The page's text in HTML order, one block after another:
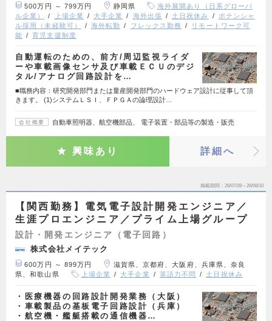
500万円 ～ 799万円 静岡県
海外展開あり（日系グローバ
ル企業）
上場企業 大手企業 海外出張 土日祝休み
ポテンシャ
ル採用（未経験可）
海外転勤 フレックス勤務
リモートワーク可
能
育児支援制度
自動運転のための、前方/周辺監視ライダ
ーや車載画像センサ及び車載ＥＣＵのデジ
タル/アナログ回路設計を…
■職務内容：研究開発部門または量産開発部門のハードウェア設計に従事して頂
きます。 (1)システムＬＳＩ、ＦＰＧＡの論理設計…
会社概要 自動車照明器、航空機部品、 電子装置・部品等の製造・販売
興味あり 詳細へ
掲載期間 26/07/28～26/08/10
【関西勤務】電気電子設計開発エンジニア／
生涯プロエンジニア／プライム上場グループ
設計・開発エンジニア（電子回路）
株式会社メイテック
600万円 ～ 899万円
滋賀県、京都府、大阪府、兵庫県、奈良
県、和歌山県
上場企業 大手企業 英語力不問 土日祝休み
・医療機器の回路設計開発業務（大阪）
・車載製品の基板電子回路設計（兵庫）
・航空機・艦艇搭載の通信機器…